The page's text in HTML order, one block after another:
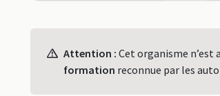
ProfilAttention : Cet organisme
formation reconnue par les